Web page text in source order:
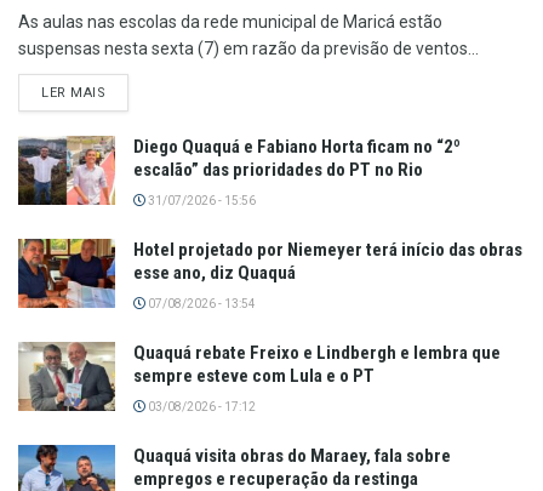
As aulas nas escolas da rede municipal de Maricá estão
suspensas nesta sexta (7) em razão da previsão de ventos...
LER MAIS
Diego Quaquá e Fabiano Horta ficam no “2º
escalão” das prioridades do PT no Rio
31/07/2026 - 15:56
Hotel projetado por Niemeyer terá início das obras
esse ano, diz Quaquá
07/08/2026 - 13:54
Quaquá rebate Freixo e Lindbergh e lembra que
sempre esteve com Lula e o PT
03/08/2026 - 17:12
Quaquá visita obras do Maraey, fala sobre
empregos e recuperação da restinga